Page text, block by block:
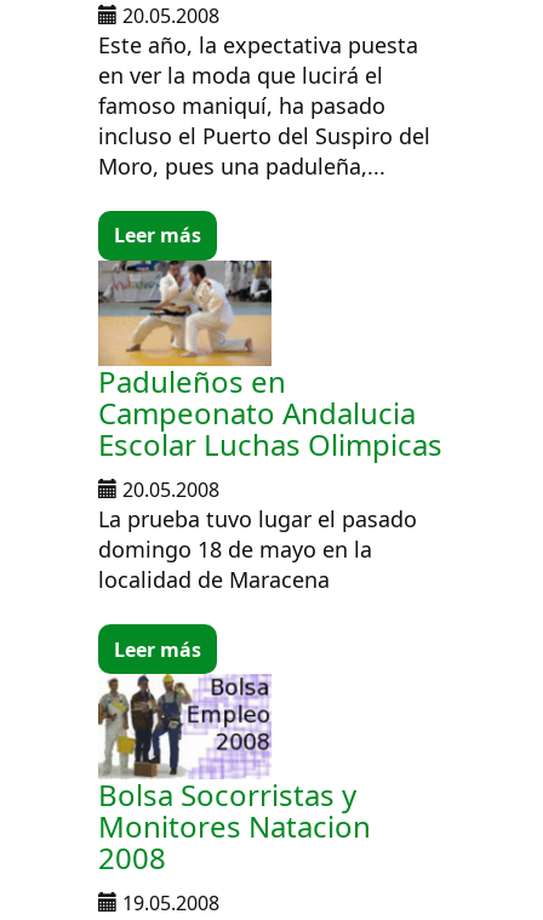
20.05.2008
Este año, la expectativa puesta
en ver la moda que lucirá el
famoso maniquí, ha pasado
incluso el Puerto del Suspiro del
Moro, pues una paduleña,...
Leer más
Paduleños en
Campeonato Andalucia
Escolar Luchas Olimpicas
20.05.2008
La prueba tuvo lugar el pasado
domingo 18 de mayo en la
localidad de Maracena
Leer más
Bolsa Socorristas y
Monitores Natacion
2008
19.05.2008